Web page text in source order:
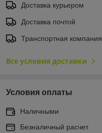
Доставка курьером
Доставка почтой
Транспортная компания
Все условия доставки
Условия оплаты
Наличными
Безналичный расчет